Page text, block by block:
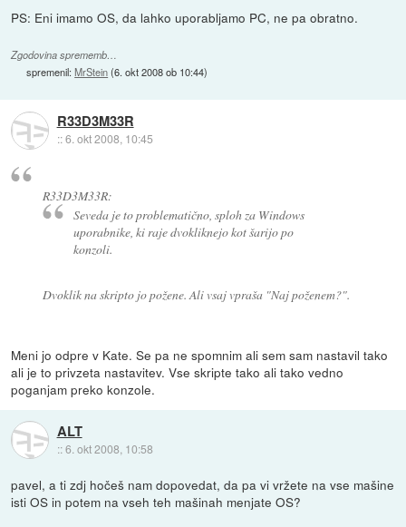
PS: Eni imamo OS, da lahko uporabljamo PC, ne pa obratno.
Zgodovina sprememb…
spremenil:MrStein(6. okt 2008 ob 10:44)
R33D3M33R
::6. okt 2008, 10:45
R33D3M33R:
Seveda je to problematično, sploh za Windows
uporabnike, ki raje dvokliknejo kot šarijo po
konzoli.
Dvoklik na skripto jo požene. Ali vsaj vpraša "Naj poženem?".
Meni jo odpre v Kate. Se pa ne spomnim ali sem sam nastavil tako
ali je to privzeta nastavitev. Vse skripte tako ali tako vedno
poganjam preko konzole.
ALT
::6. okt 2008, 10:58
pavel, a ti zdj hočeš nam dopovedat, da pa vi vržete na vse mašine
isti OS in potem na vseh teh mašinah menjate OS?